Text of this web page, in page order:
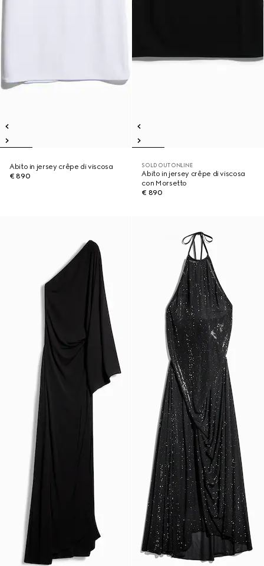
Abito in jersey crêpe di viscosa
€ 890
SOLD OUT ONLINE
Abito in jersey crêpe di viscosa
con Morsetto
€ 890